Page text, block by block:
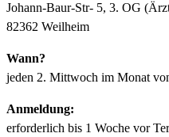
Johann-Baur-Str- 5, 3. OG
82362 Weilheim
Wann?
jeden 2. Mittwoch im Monat
Anmeldung:
erforderlich bis 1 Woche vor